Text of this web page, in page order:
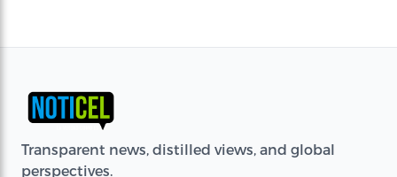
Transparent news, distilled views, and global
perspectives.